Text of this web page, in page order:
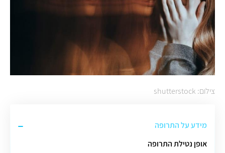
צילום: shutterstock
מידע על התרופה
אופן נטילת התרופה